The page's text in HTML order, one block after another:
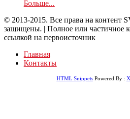
Больше...
© 2013-2015. Все права на контент
защищены. | Полное или частичное
ссылкой на первоисточник
Главная
Контакты
HTML SnippetsPowered By :